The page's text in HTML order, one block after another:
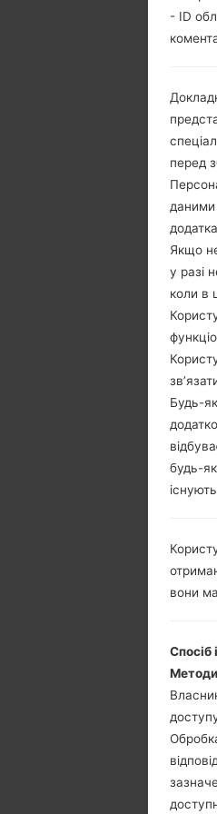
- ID
перед
даними
Якщо
у разі
коли в
Будь-
будь-
вони
Спосіб